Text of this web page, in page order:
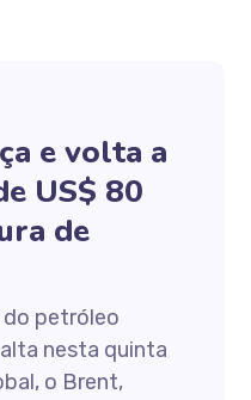
e volta a
US$ 80
de
petróleo
nesta quinta
o Brent,